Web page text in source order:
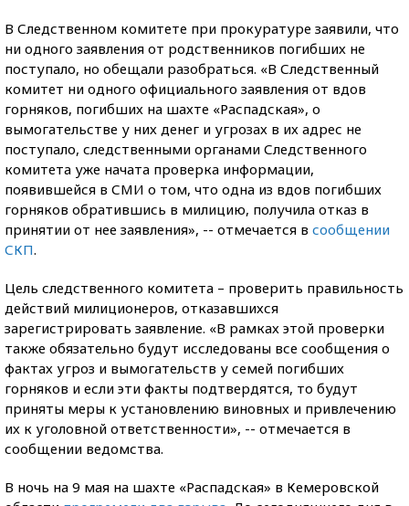
В Следственном комитете при прокуратуре заявили, что
ни одного заявления от родственников погибших не
поступало, но обещали разобраться. «В Следственный
комитет ни одного официального заявления от вдов
горняков, погибших на шахте «Распадская», о
вымогательстве у них денег и угрозах в их адрес не
поступало, следственными органами Следственного
комитета уже начата проверка информации,
появившейся в СМИ о том, что одна из вдов погибших
горняков обратившись в милицию, получила отказ в
принятии от нее заявления», -- отмечается в сообщении
СКП.
Цель следственного комитета – проверить правильность
действий милиционеров, отказавшихся
зарегистрировать заявление. «В рамках этой проверки
также обязательно будут исследованы все сообщения о
фактах угроз и вымогательств у семей погибших
горняков и если эти факты подтвердятся, то будут
приняты меры к установлению виновных и привлечению
их к уголовной ответственности», -- отмечается в
сообщении ведомства.
В ночь на 9 мая на шахте «Распадская» в Кемеровской